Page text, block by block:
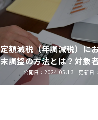
定額減税（年調減税）に
末調整の方法とは？対象
なう手順を解説
公開日：2024.05.13 更新日